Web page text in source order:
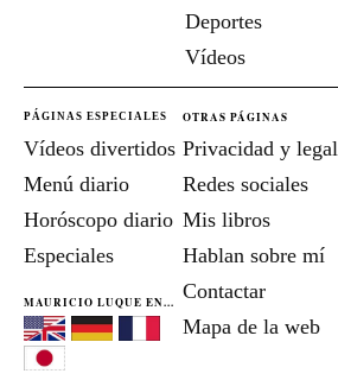
Deportes
Vídeos
PÁGINAS ESPECIALES
Vídeos divertidos
Menú diario
Horóscopo diario
Especiales
MAURICIO LUQUE EN...
OTRAS PÁGINAS
Privacidad y legal
Redes sociales
Mis libros
Hablan sobre mí
Contactar
Mapa de la web